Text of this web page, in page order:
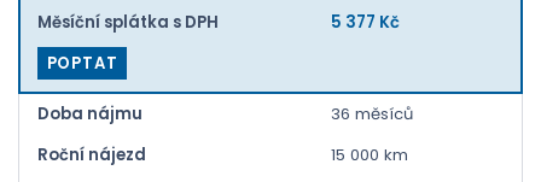
Měsíční splátka s DPH
5 377 Kč
POPTAT
Doba nájmu
36 měsíců
Roční nájezd
15 000 km